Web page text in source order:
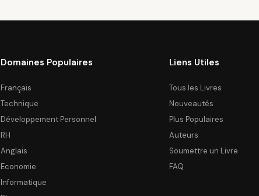
Domaines Populaires
Français
Technique
Développement Personnel
RH
Anglais
Economie
Informatique
Liens Utiles
Tous les Livres
Nouveautés
Plus Populaires
Auteurs
Soumettre un Livre
FAQ